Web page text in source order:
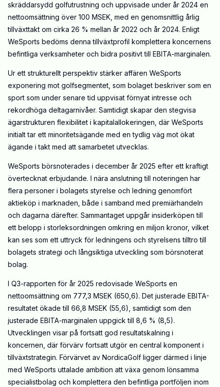
skräddarsydd golfutrustning och uppvisade under år 2024 en
nettoomsättning över 100 MSEK, med en genomsnittlig årlig
tillväxttakt om cirka 26 % mellan år 2022 och år 2024. Enligt
WeSports bedöms denna tillväxtprofil komplettera koncernens
befintliga verksamheter och bidra positivt till EBITA-marginalen.
Ur ett strukturellt perspektiv stärker affären WeSports
exponering mot golfsegmentet, som bolaget beskriver som en
sport som under senare tid uppvisat förnyat intresse och
rekordhöga deltagarnivåer. Samtidigt skapar den stegvisa
ägarstrukturen flexibilitet i kapitalallokeringen, där WeSports
initialt tar ett minoritetsägande med en tydlig väg mot ökat
ägande i takt med att samarbetet utvecklas.
WeSports börsnoterades i december år 2025 efter ett kraftigt
övertecknat erbjudande. I nära anslutning till noteringen har
flera personer i bolagets styrelse och ledning genomfört
aktieköp i marknaden, både i samband med premiärhandeln
och dagarna därefter. Sammantaget uppgår insiderköpen till
ett belopp i storleksordningen omkring en miljon kronor, vilket
kan ses som ett uttryck för ledningens och styrelsens tilltro till
bolagets strategi och långsiktiga utveckling som börsnoterat
bolag.
I Q3-rapporten för år 2025 redovisade WeSports en
nettoomsättning om 777,3 MSEK (650,6). Det justerade EBITA-
resultatet ökade till 66,8 MSEK (55,6), samtidigt som den
justerade EBITA-marginalen uppgick till 8,6 % (8,5).
Utvecklingen visar på fortsatt god resultatskalning i
koncernen, där förvärv fortsatt utgör en central komponent i
tillväxtstrategin. Förvärvet av NordicaGolf ligger därmed i linje
med WeSports uttalade ambition att växa genom lönsamma
specialistbolag och komplettera den befintliga portföljen inom